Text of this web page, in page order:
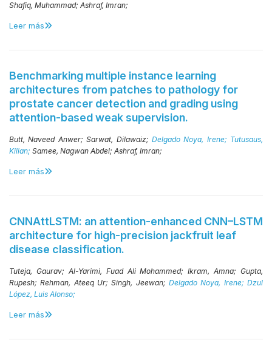
Shafiq, Muhammad; Ashraf, Imran;
Leer más
Benchmarking multiple instance learning
architectures from patches to pathology for
prostate cancer detection and grading using
attention-based weak supervision.
Butt, Naveed Anwer;Sarwat, Dilawaiz; Delgado Noya, Irene; Tutusaus,
Kilian; Samee, Nagwan Abdel; Ashraf, Imran;
Leer más
CNNAttLSTM: an attention-enhanced CNN–LSTM
architecture for high-precision jackfruit leaf
disease classification.
Tuteja, Gaurav; Al-Yarimi, Fuad Ali Mohammed;Ikram, Amna; Gupta,
Rupesh;Rehman, Ateeq Ur;Singh, Jeewan;Delgado Noya, Irene;Dzul
López, Luis Alonso;
Leer más